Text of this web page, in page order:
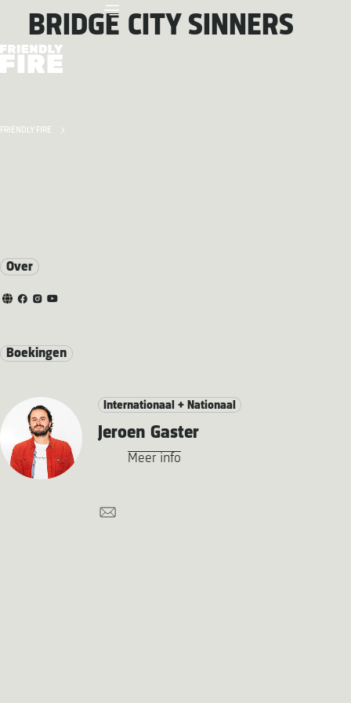
FRIENDLY FIRE
BRIDGE CITY SINNERS
Over
Boekingen
Internationaal + Nationaal
Jeroen Gaster
Meer info